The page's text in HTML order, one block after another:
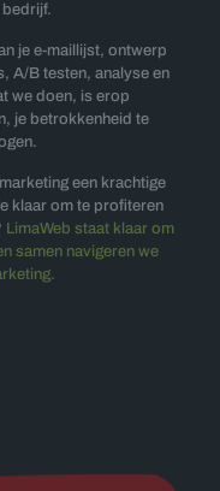
je e-maillijst, ontwerp
A/B testen, analyse en
we doen, is erop
je betrokkenheid te
een krachtige
klaar om te profiteren
LimaWeb staat klaar om
samen navigeren we